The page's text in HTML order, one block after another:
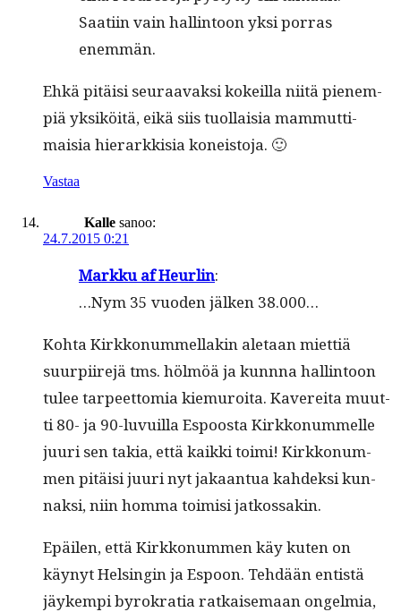
Saati­in vain hallintoon yksi por­ras
enemmän.
Ehkä pitäisi seu­raavak­si kokeil­la niitä pienem­
piä yksiköitä, eikä siis tuol­laisia mam­mut­ti­
maisia hier­arkkisia koneistoja. 🙂
Vastaa
Kalle sanoo:
24.7.2015 0:21
Markku af Heurlin:
…Nym 35 vuo­den jälken 38.000…
Koh­ta Kirkkon­um­mel­lakin ale­taan miet­tiä
suurpi­ire­jä tms. hölmöä ja kunnna hallintoon
tulee tarpeet­to­mia kiemuroi­ta. Kavere­i­ta muut­
ti 80- ja 90-luvuil­la Espoos­ta Kirkkon­um­melle
juuri sen takia, että kaik­ki toi­mi! Kirkkon­um­
men pitäisi juuri nyt jakaan­tua kahdek­si kun­
naksi, niin hom­ma toimisi jatkossakin.
Epäilen, että Kirkkon­um­men käy kuten on
käynyt Helsin­gin ja Espoon. Tehdään entistä
jäykem­pi byrokra­tia ratkaise­maan ongelmia,